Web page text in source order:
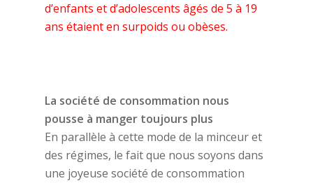
d’enfants et d’adolescents âgés de 5 à 19
ans étaient en surpoids ou obèses.
La société de consommation nous
pousse à manger toujours plus
En parallèle à cette mode de la minceur et
des régimes, le fait que nous soyons dans
une joyeuse société de consommation